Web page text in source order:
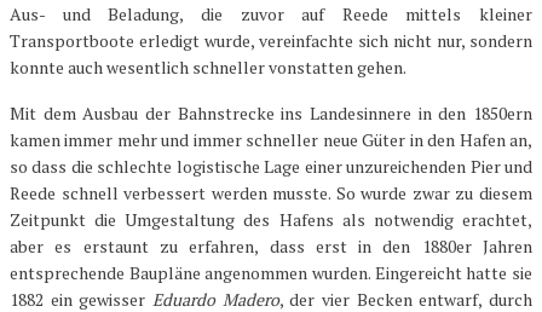
Aus- und Beladung, die zuvor auf Reede mittels kleiner
Transportboote erledigt wurde, vereinfachte sich nicht nur, sondern
konnte auch wesentlich schneller vonstatten gehen.
Mit dem Ausbau der Bahnstrecke ins Landesinnere in den 1850ern
kamen immer mehr und immer schneller neue Güter in den Hafen an,
so dass die schlechte logistische Lage einer unzureichenden Pier und
Reede schnell verbessert werden musste. So wurde zwar zu diesem
Zeitpunkt die Umgestaltung des Hafens als notwendig erachtet,
aber es erstaunt zu erfahren, dass erst in den 1880er Jahren
entsprechende Baupläne angenommen wurden. Eingereicht hatte sie
1882 ein gewisser Eduardo Madero, der vier Becken entwarf, durch